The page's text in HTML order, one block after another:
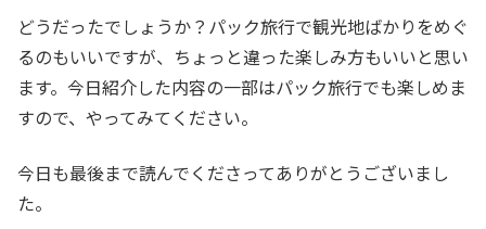
どうだったでしょうか？パック旅行で観光地ばかりをめぐ
るのもいいですが、ちょっと違った楽しみ方もいいと思い
ます。今日紹介した内容の一部はパック旅行でも楽しめま
すので、やってみてください。
今日も最後まで読んでくださってありがとうございまし
た。